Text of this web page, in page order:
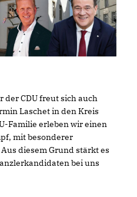
der CDU freut sich auch
Laschet in den Kreis
Familie erleben wir einen
mit besonderer
diesem Grund stärkt es
bei uns